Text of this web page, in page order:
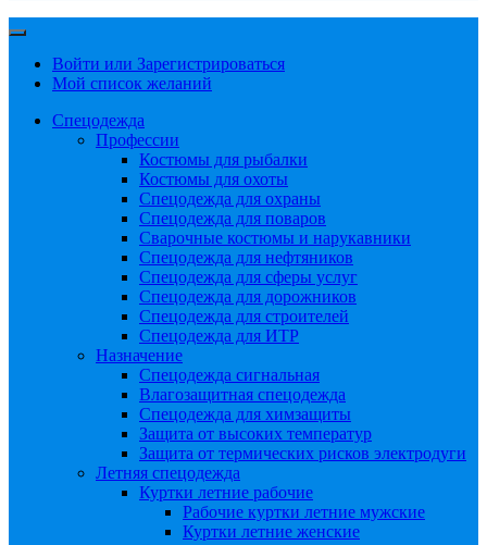
Войти или Зарегистрироваться
Мой список желаний
Спецодежда
Профессии
Костюмы для рыбалки
Костюмы для охоты
Спецодежда для охраны
Спецодежда для поваров
Сварочные костюмы и нарукавники
Спецодежда для нефтяников
Спецодежда для сферы услуг
Спецодежда для дорожников
Спецодежда для строителей
Спецодежда для ИТР
Назначение
Спецодежда сигнальная
Влагозащитная спецодежда
Спецодежда для химзащиты
Защита от высоких температур
Защита от термических рисков электродуги
Летняя спецодежда
Куртки летние рабочие
Рабочие куртки летние мужские
Куртки летние женские